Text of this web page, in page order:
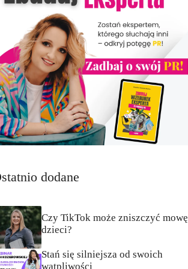
dodane
Czy TikTok może zniszczyć mowę
dzieci?
Stań się silniejsza od swoich
wątpliwości